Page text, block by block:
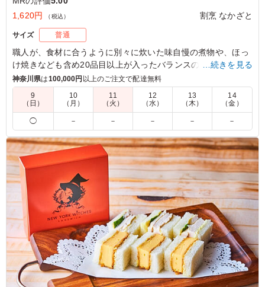
1,620円
（税込） 割烹 なかざと
サイズ 普通
職人が、食材に合うように別々に炊いた味自慢の煮物や、ほっ
け焼きなども含め20品目以上が入ったバランスのとれた料理屋
のお弁当です。
5.0
しっかりと味付けされたおかずがぎっしりと入っており、
運ぶ際に坂や階段など難所がありましたが、中身が片寄っ
ていることもありませんでした。煌びやかさはないです
が、老若男女に喜ばれるお弁当だと思います。
ご利用シーン： 会食・接待›MR
千葉県市川市南八幡
2025/04/02
…続きを見る
神奈川県は100,000円 以上のご注文で配達無料
9
（日）
10
（月）
11
（火）
12
（水）
13
（木）
14
（金）
◯ － － － － －